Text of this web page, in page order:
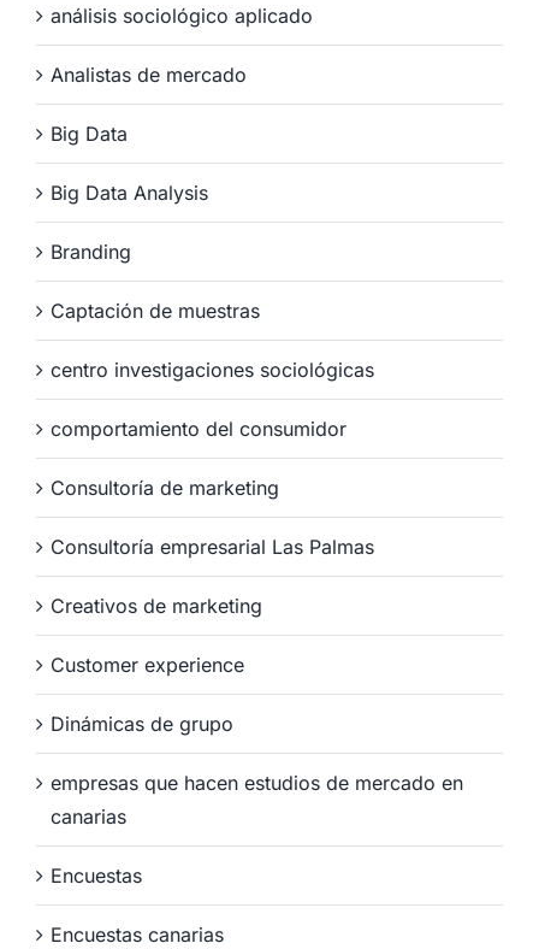
análisis sociológico aplicado
Analistas de mercado
Big Data
Big Data Analysis
Branding
Captación de muestras
centro investigaciones sociológicas
comportamiento del consumidor
Consultoría de marketing
Consultoría empresarial Las Palmas
Creativos de marketing
Customer experience
Dinámicas de grupo
empresas que hacen estudios de mercado en
canarias
Encuestas
Encuestas canarias